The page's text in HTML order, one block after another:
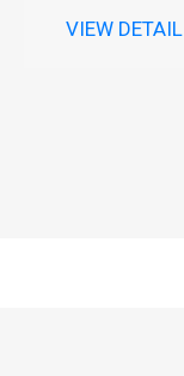
VIEW DETAIL